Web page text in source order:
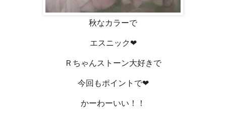
秋なカラーで
エスニック❤
Ｒちゃんストーン大好きで
今回もポイントで❤
かーわーいい！！